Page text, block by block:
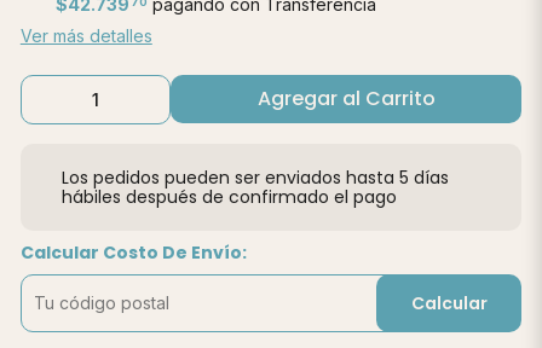
$42.739
pagando con Transferencia
Ver más detalles
Agregar al Carrito
Los pedidos pueden ser enviados hasta 5 días
hábiles después de confirmado el pago
Calcular Costo De Envío:
Calcular